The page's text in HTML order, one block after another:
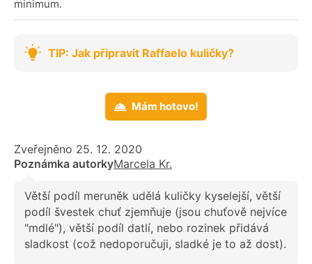
minimum.
TIP: Jak připravit Raffaelo kuličky?
Mám hotovo!
Zveřejněno 25. 12. 2020
Poznámka autorkyMarcela Kr.
Větší podíl meruněk udělá kuličky kyselejší, větší
podíl švestek chuť zjemňuje (jsou chuťově nejvíce
"mdlé"), větší podíl datlí, nebo rozinek přidává
sladkost (což nedoporučuji, sladké je to až dost).